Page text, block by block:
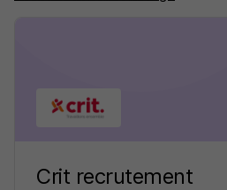
Crit recrutement